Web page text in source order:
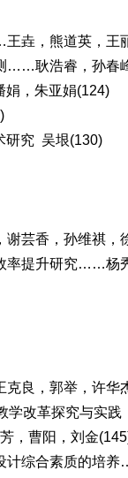
垚，熊道英，王
……耿浩睿，孙春
，朱亚娟(124)
研究 吴垠(130)
芸香，孙维祺，
率提升研究……杨
良，郭举，许华
学改革探究与实践
，曹阳，刘金
计综合素质的培